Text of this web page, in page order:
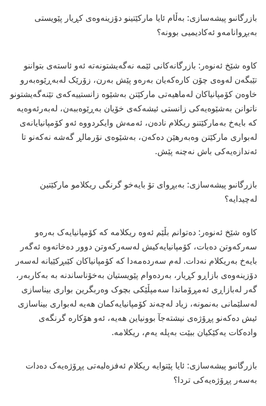
بازرگانىو پیشەسازى: بەڵام ئایا مارکێتینو دۆزینەوەى کڕیار پێویستى
بەبڕوانامەو ئەکادیمیى بوونە؟
کاوە شێخ ئەنوەر: بازرگانەکانى ئێمە نەگەیشتونەتە ئەو ئاستەى بتواننو
تێبگەن لەوەى چۆن کارەکەیان بەرەو پێش بەرن، زۆرێک لەبەڕێوەبەرو
خاوەن کۆمپانیاکان لەماهیەتى مارکێتن بەشێوە زانستییەکەى تێنەگەیشتونو
ناتوانن بەشێوەیەکى زانستى ئیشەکەى خۆیان بەڕێوەببەن، لەبەرئەوەیە
کە بایەخ بەمارکێتنو ریکلام نادەن، ئەمەش وایکردووە ئەو کۆمپانیایانەى
لەبوارى مارکێتن وەبەرهێن دەکەن، بەشێوەى نۆرمالڕ گەشە نەکەنو تا
ئەندازەیەکى باش نەچنە پێش.
بازرگانىو پیشەسازى: بەبڕواى تۆ بایەخو گرنگى ریکلامو مارکێتین
لەچیدایە؟
کاوە شێخ ئەنوەر: دەتوانم بڵێم ئەوە ریکلامە کە کۆمپانیایەک بەرەو
سەرکەوتن دەبات، کۆمپانیایەکیش لەسەرکەوتن دوور دەخاتەوە ئەگەر
بایەخ بەریکلام نەدات. لەم سەردەمەدا کە کۆمپانیاکان کێبڕکێیانە لەسەر
دۆزینەوەى بازاڕو کڕیار، بەردەوام پێویستیان بەخۆناساندنە بە بەکاربەر،
گەر لەبازاڕى ئەمڕۆماندا سەمپڵێکى بچوک وەربگرین بوارى بیناسازى
لەسلێمانى بەنمونە، زیاد لەچەند کۆمپانیایەکمان هەیە لەبوارى بیناسازى
ئیش دەکەنو پڕۆژەى نیشتەجآ بوونیاین هەیە، ئەو هۆکارە گرنگەى
وادەکات یەکێکیان ببێت بەپلە یەم، ریکلامە.
بازرگانىو پیشەسازى: ئایا پێتوایە ریکلام ئەفزەلیەتى پڕۆژەیەک دەدات
بەسەر پڕۆژەیەکى تردا؟